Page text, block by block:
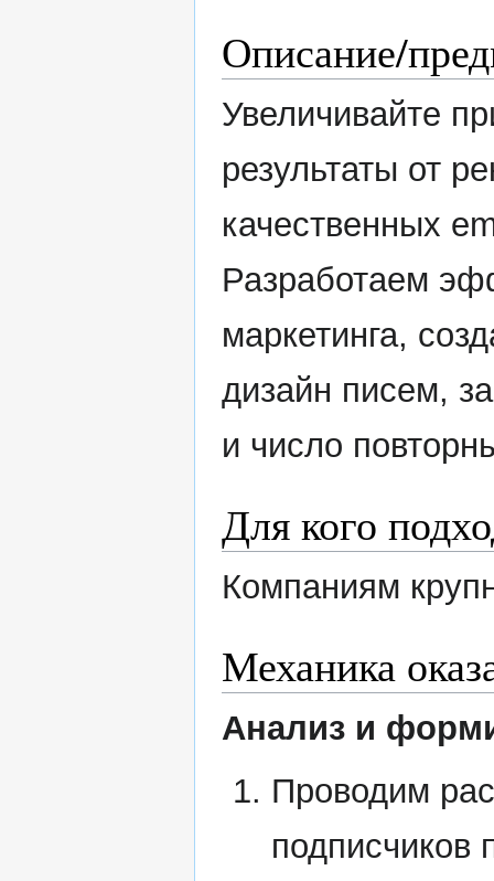
Описание/
Увеличивайте
результаты от
качественных
Разработаем
маркетинга,
дизайн писем,
и число
Для кого
Компаниям
Механика
Анализ и
Проводим
подписчиков